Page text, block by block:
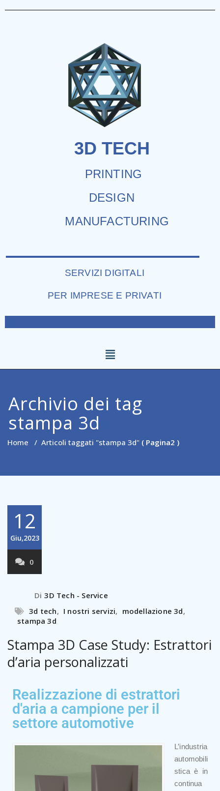
3D TECH
PRINTING
DESIGN
MANUFACTURING
SERVIZI DIGITALI
PER IMPRESE E PRIVATI
Archivio dei tag
stampa 3d
Home / Articoli taggati "stampa 3d" ( Pagina2 )
12
Giu,2023
0
Di 3D Tech - Service
3d tech, I nostri servizi, modellazione 3d,
stampa 3d
Stampa 3D Case Study: Estrattori
d’aria personalizzati
Realizzazione di estrattori
d'aria a campione per il
settore automotive
L’industria
automobili
stica è in
continua